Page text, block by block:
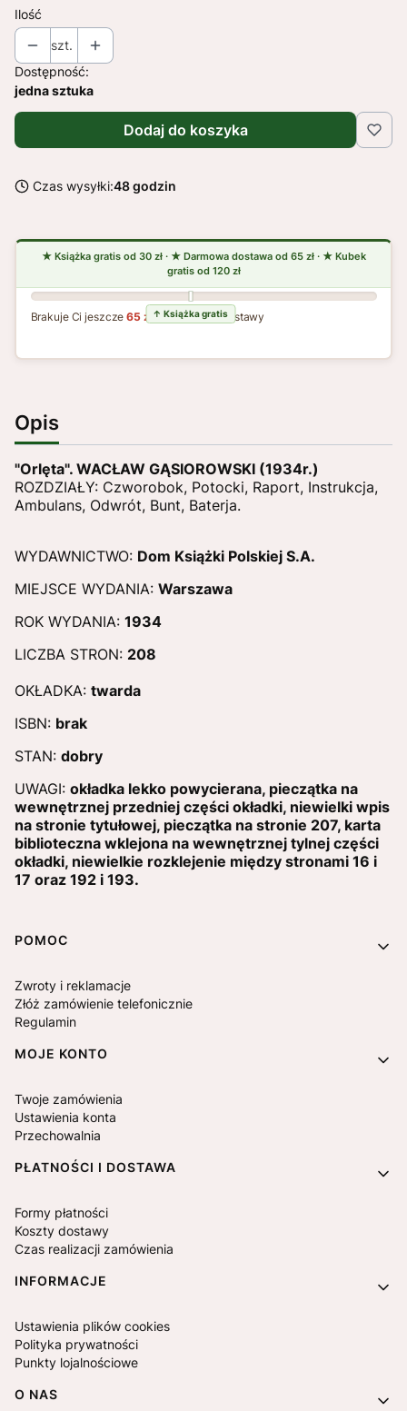
Ilość
szt.
Dostępność:
jedna sztuka
Dodaj do koszyka
Czas wysyłki:48 godzin
Brakuje Ci jeszcze65 zł do darmowej dostawy
Opis
"Orlęta". WACŁAW GĄSIOROWSKI (1934r.)
ROZDZIAŁY: Czworobok, Potocki, Raport, Instrukcja,
Ambulans, Odwrót, Bunt, Baterja.
WYDAWNICTWO: Dom Książki Polskiej S.A.
MIEJSCE WYDANIA: Warszawa
ROK WYDANIA: 1934
LICZBA STRON: 208
OKŁADKA: twarda
ISBN: brak
STAN: dobry
UWAGI: okładka lekko powycierana, pieczątka na
wewnętrznej przedniej części okładki, niewielki wpis
na stronie tytułowej, pieczątka na stronie 207, karta
biblioteczna wklejona na wewnętrznej tylnej części
okładki, niewielkie rozklejenie między stronami 16 i
17 oraz 192 i 193.
Linki w stopce
POMOC
Zwroty i reklamacje
Złóż zamówienie telefonicznie
Regulamin
MOJE KONTO
Twoje zamówienia
Ustawienia konta
Przechowalnia
PŁATNOŚCI I DOSTAWA
Formy płatności
Koszty dostawy
Czas realizacji zamówienia
INFORMACJE
Ustawienia plików cookies
Polityka prywatności
Punkty lojalnościowe
O NAS